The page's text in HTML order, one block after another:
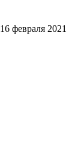
16 февраля 2021